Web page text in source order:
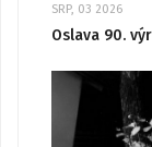
SRP, 03 2026
Oslava 90.